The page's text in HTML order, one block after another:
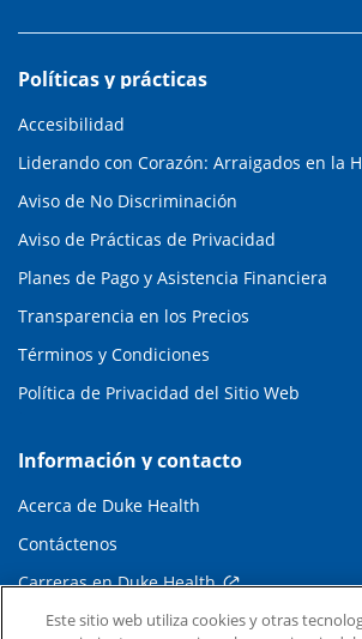
Políticas y prácticas
Accesibilidad
Liderando con Corazón: Arraigados en la
Aviso de No Discriminación
Aviso de Prácticas de Privacidad
Planes de Pago y Asistencia Financiera
Transparencia en los Precios
Términos y Condiciones
Política de Privacidad del Sitio Web
Información y contacto
Acerca de Duke Health
Contáctenos
Carreras en Duke Health
Sala de Prensa de Duke Health
Este sitio web utiliza cookies y otras